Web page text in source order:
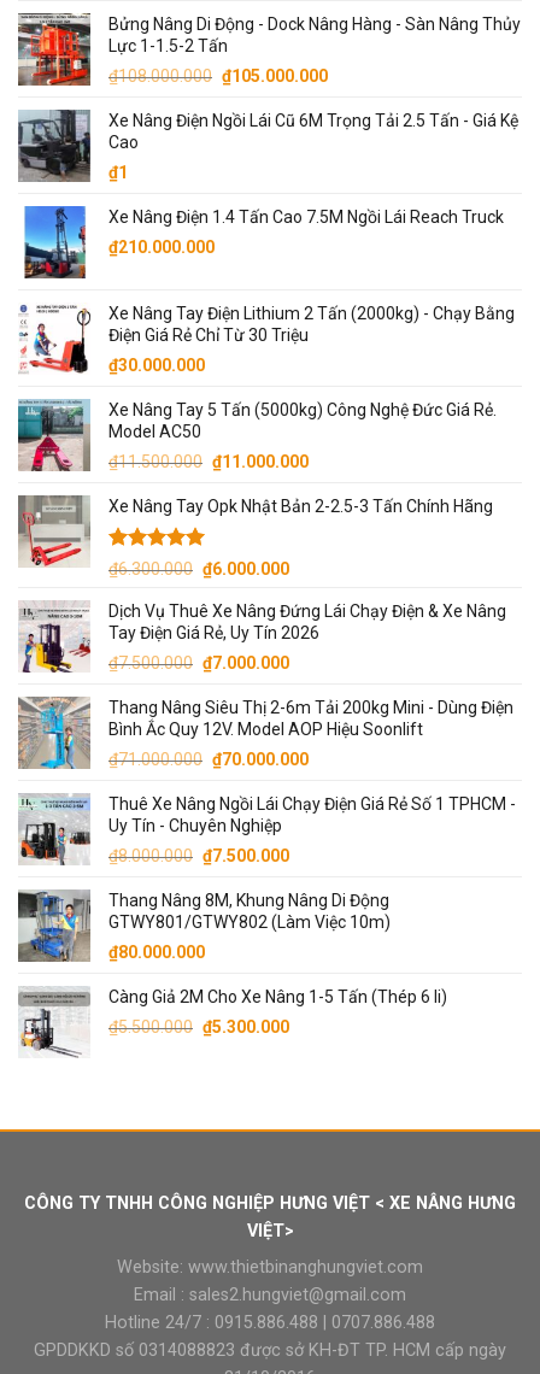
là:
₫130.000.
tại
₫110.000.
Bửng Nâng Di Động - Dock Nâng Hàng - Sàn Nâng Thủy
Lực 1-1.5-2 Tấn
₫108.000.000 Giá
là:
₫105.000.000Giá
tại
Xe Nâng Điện Ngồi Lái Cũ 6M Trọng Tải 2.5 Tấn - Giá Kệ
Cao
₫1
Xe Nâng Điện 1.4 Tấn Cao 7.5M Ngồi Lái Reach Truck
₫210.000.000
Xe Nâng Tay Điện Lithium 2 Tấn (2000kg) - Chạy Bằng
Điện Giá Rẻ Chỉ Từ 30 Triệu
₫30.000.000
Xe Nâng Tay 5 Tấn (5000kg) Công Nghệ Đức Giá Rẻ.
Model AC50
₫11.500.000 Giá
là:
₫11.000.000Giá
tại
Xe Nâng Tay Opk Nhật Bản 2-2.5-3 Tấn Chính Hãng
Được xếp
5 sao
₫6.300.000 Giá
là:
₫6.300.000.
₫6.000.000Giá
tại
là:
₫6.000.000.
Dịch Vụ Thuê Xe Nâng Đứng Lái Chạy Điện & Xe Nâng
Tay Điện Giá Rẻ, Uy Tín 2026
₫7.500.000 Giá
là:
₫7.500.000.
₫7.000.000Giá
tại
là:
₫7.000.000.
Thang Nâng Siêu Thị 2-6m Tải 200kg Mini - Dùng Điện
Bình Ắc Quy 12V. Model AOP Hiệu Soonlift
₫71.000.000 Giá
là:
₫71.000.000.
₫70.000.000Giá
tại
Thuê Xe Nâng Ngồi Lái Chạy Điện Giá Rẻ Số 1 TPHCM -
Uy Tín - Chuyên Nghiệp
₫8.000.000 Giá
là:
₫8.000.000.
₫7.500.000Giá
tại
là:
Thang Nâng 8M, Khung Nâng Di Động
GTWY801/GTWY802 (Làm Việc 10m)
₫80.000.000
Càng Giả 2M Cho Xe Nâng 1-5 Tấn (Thép 6 li)
₫5.500.000 Giá
₫5.300.000Giá
₫5.300.000.
CÔNG TY TNHH CÔNG NGHIỆP HƯNG VIỆT < XE NÂNG HƯNG
VIỆT>
Website: www.thietbinanghungviet.com
Email : sales2.hungviet@gmail.com
Hotline 24/7 : 0915.886.488
0707.886.488
GPDDKKD số 0314088823 được sở KH-ĐT TP. HCM cấp ngày